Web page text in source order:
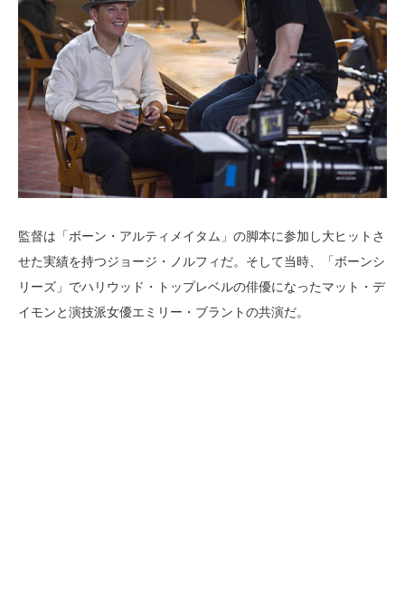
監督は「ボーン・アルティメイタム」の脚本に参加し大ヒットさ
せた実績を持つジョージ・ノルフィだ。そして当時、「ボーンシ
リーズ」でハリウッド・トップレベルの俳優になったマット・デ
イモンと演技派女優エミリー・ブラントの共演だ。